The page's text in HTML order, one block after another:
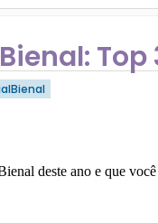
deste ano e que